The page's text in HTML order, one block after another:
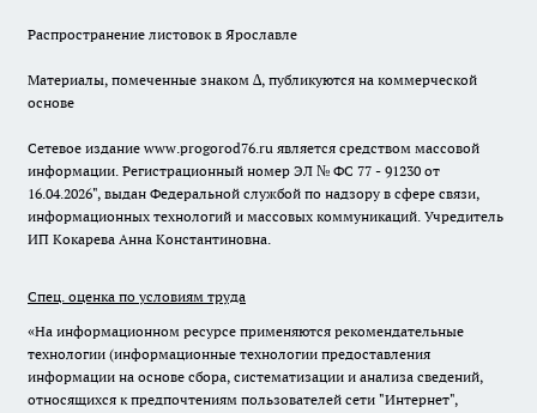
Распространение листовок в Ярославле
Материалы, помеченные знаком ∆, публикуются на коммерческой
основе
Сетевое издание www.progorod76.ru является средством массовой
информации. Регистрационный номер ЭЛ № ФС 77 - 91230 от
16.04.2026", выдан Федеральной службой по надзору в сфере связи,
информационных технологий и массовых коммуникаций. Учредитель
ИП Кокарева Анна Константиновна.
Спец. оценка по условиям труда
«На информационном ресурсе применяются рекомендательные
технологии (информационные технологии предоставления
информации на основе сбора, систематизации и анализа сведений,
относящихся к предпочтениям пользователей сети "Интернет",